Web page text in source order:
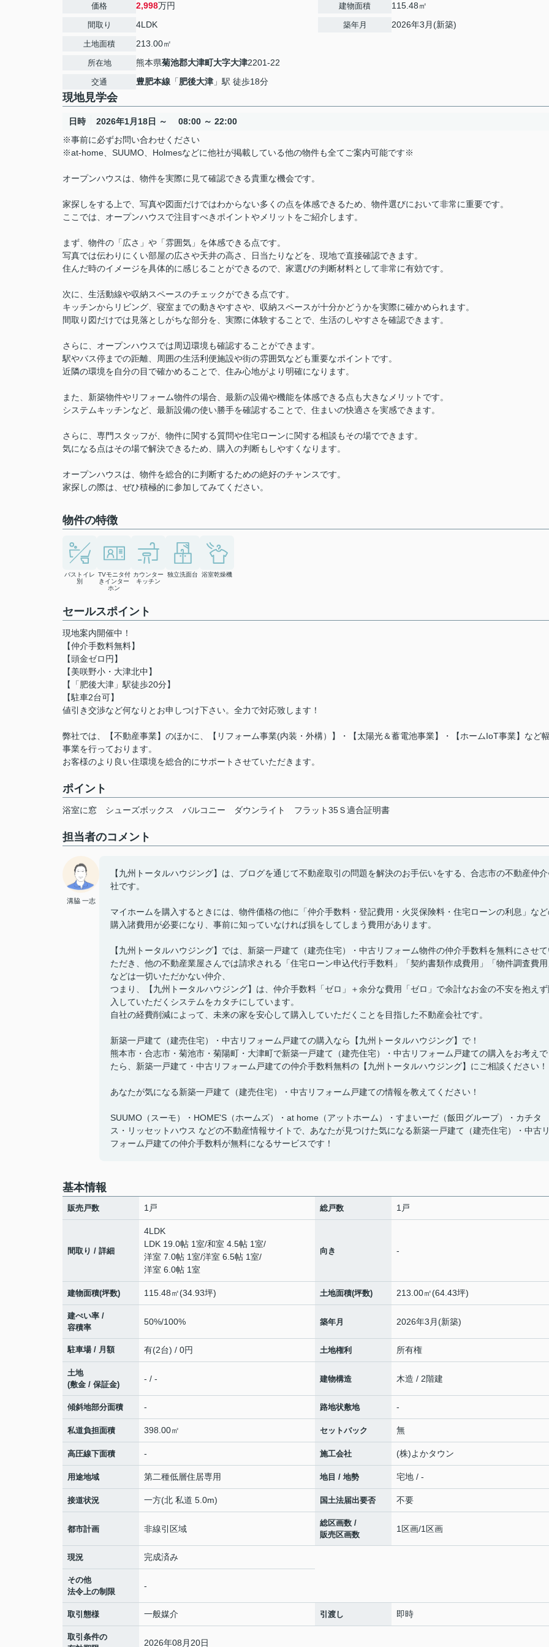
価格 2,998万円
間取り 4LDK
土地面積 213.00㎡
所在地 熊本県菊池郡大津町大字大津2201-22
交通 豊肥本線 「肥後大津 」駅 徒歩18分
建物面積 115.48㎡
築年月 2026年3月(新築)
現地見学会
日時
2026年1月18日 ～ 08:00 ～ 22:00
※事前に必ずお問い合わせください
※at-home、SUUMO、Holmesなどに他社が掲載している他の物件も全てご案内可能です※
オープンハウスは、物件を実際に見て確認できる貴重な機会です。
家探しをする上で、写真や図面だけではわからない多くの点を体感できるため、物件選びにおいて非常に重要です。
ここでは、オープンハウスで注目すべきポイントやメリットをご紹介します。
まず、物件の「広さ」や「雰囲気」を体感できる点です。
写真では伝わりにくい部屋の広さや天井の高さ、日当たりなどを、現地で直接確認できます。
住んだ時のイメージを具体的に感じることができるので、家選びの判断材料として非常に有効です。
次に、生活動線や収納スペースのチェックができる点です。
キッチンからリビング、寝室までの動きやすさや、収納スペースが十分かどうかを実際に確かめられます。
間取り図だけでは見落としがちな部分を、実際に体験することで、生活のしやすさを確認できます。
さらに、オープンハウスでは周辺環境も確認することができます。
駅やバス停までの距離、周囲の生活利便施設や街の雰囲気なども重要なポイントです。
近隣の環境を自分の目で確かめることで、住み心地がより明確になります。
また、新築物件やリフォーム物件の場合、最新の設備や機能を体感できる点も大きなメリットです。
システムキッチンなど、最新設備の使い勝手を確認することで、住まいの快適さを実感できます。
さらに、専門スタッフが、物件に関する質問や住宅ローンに関する相談もその場でできます。
気になる点はその場で解決できるため、購入の判断もしやすくなります。
オープンハウスは、物件を総合的に判断するための絶好のチャンスです。
家探しの際は、ぜひ積極的に参加してみてください。
物件の特徴
バストイレ
別
TVモニタ付
きインター
ホン
カウンター
キッチン
独立洗面台 浴室乾燥機
セールスポイント
現地案内開催中！
【仲介手数料無料】
【頭金ゼロ円】
【美咲野小・大津北中】
【「肥後大津」駅徒歩20分】
【駐車2台可】
値引き交渉など何なりとお申しつけ下さい。全力で対応致します！
弊社では、【不動産事業】のほかに、【リフォーム事業(内装・外構）】・【太陽光＆蓄電池事業】・【ホームIoT事業】など
事業を行っております。
お客様のより良い住環境を総合的にサポートさせていただきます。
ポイント
浴室に窓 シューズボックス バルコニー ダウンライト フラット35Ｓ適合証明書
担当者のコメント
溝脇 一志
【九州トータルハウジング】は、ブログを通じて不動産取引の問題を解決のお手伝いをする、合志市の不動産仲
社です。
マイホームを購入するときには、物件価格の他に「仲介手数料・登記費用・火災保険料・住宅ローンの利息」な
購入諸費用が必要になり、事前に知っていなければ損をしてしまう費用があります。
【九州トータルハウジング】では、新築一戸建て（建売住宅）・中古リフォーム物件の仲介手数料を無料にさせ
ただき、他の不動産業屋さんでは請求される「住宅ローン申込代行手数料」「契約書類作成費用」「物件調査費
などは一切いただかない仲介、
つまり、【九州トータルハウジング】は、仲介手数料「ゼロ」＋余分な費用「ゼロ」で余計なお金の不安を抱え
入していただくシステムをカタチにしています。
自社の経費削減によって、未来の家を安心して購入していただくことを目指した不動産会社です。
新築一戸建て（建売住宅）・中古リフォーム戸建ての購入なら【九州トータルハウジング】で！
熊本市・合志市・菊池市・菊陽町・大津町で新築一戸建て（建売住宅）・中古リフォーム戸建ての購入をお考え
たら、新築一戸建て・中古リフォーム戸建ての仲介手数料無料の【九州トータルハウジング】にご相談ください！
あなたが気になる新築一戸建て（建売住宅）・中古リフォーム戸建ての情報を教えてください！
SUUMO（スーモ）・HOME'S（ホームズ）・at home（アットホーム）・すまいーだ（飯田グループ）・カチタ
ス・リッセットハウス などの不動産情報サイトで、あなたが見つけた気になる新築一戸建て（建売住宅）・中古
フォーム戸建ての仲介手数料が無料になるサービスです！
基本情報
販売戸数 1戸 総戸数 1戸
間取り / 詳細
4LDK
LDK 19.0帖 1室/和室 4.5帖 1室/
洋室 7.0帖 1室/洋室 6.5帖 1室/
洋室 6.0帖 1室
向き -
建物面積(坪数) 115.48㎡(34.93坪) 土地面積(坪数) 213.00㎡(64.43坪)
建ぺい率 /
容積率
50%/100% 築年月 2026年3月(新築)
駐車場 / 月額 有(2台) / 0円 土地権利 所有権
土地
(敷金 / 保証金)
- / - 建物構造 木造 / 2階建
傾斜地部分面積 - 路地状敷地 -
私道負担面積 398.00㎡ セットバック 無
高圧線下面積 - 施工会社 (株)よかタウン
用途地域 第二種低層住居専用 地目 / 地勢 宅地 / -
接道状況 一方(北 私道 5.0m) 国土法届出要否 不要
都市計画 非線引区域
総区画数 /
販売区画数
1区画/1区画
現況 完成済み
その他
法令上の制限
-
取引態様 一般媒介 引渡し 即時
取引条件の
2026年08月20日